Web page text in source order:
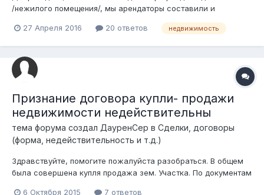
/нежилого помещения/, мы арендаторы составили и
арендодатель не подписав договор, отправил нам
договору сумма аренды была указана 100000,...
27 Апреля 2016 20 ответов недвижимость
Признание договора купли- продажи
недвижимости недействительны
тема форума создал ДауренСер в Сделки, договоры
(форма, недействительность и т.д.)
Здравствуйте, помогите пожалуйста разобраться. В общем
была совершена купля продажа зем. Участка. По документам
6 Октября 2015 7 ответов